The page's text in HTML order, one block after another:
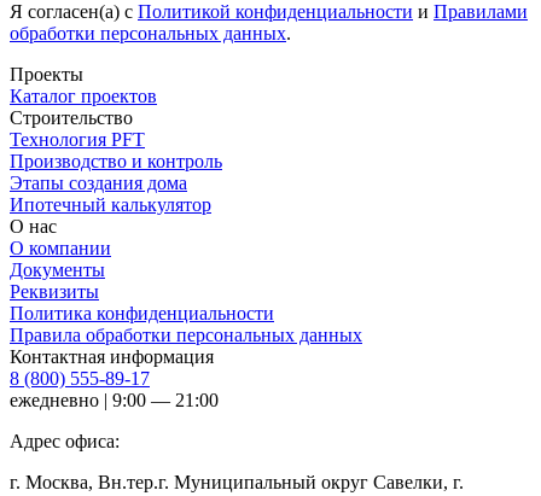
Я согласен(а) с Политикой конфиденциальности и Правилами
обработки персональных данных.
Проекты
Каталог проектов
Строительство
Технология PFT
Производство и контроль
Этапы создания дома
Ипотечный калькулятор
О нас
О компании
Документы
Реквизиты
Политика конфиденциальности
Правила обработки персональных данных
Контактная информация
8 (800) 555-89-17
ежедневно | 9:00 — 21:00
Адрес офиса:
г. Москва, Вн.тер.г. Муниципальный округ Савелки, г.